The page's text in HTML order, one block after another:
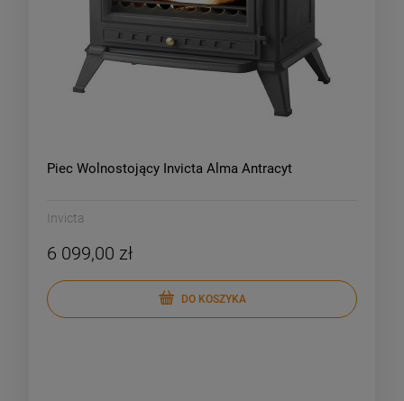
Piec Wolnostojący Invicta Alma Antracyt
Invicta
6 099,00 zł
DO KOSZYKA